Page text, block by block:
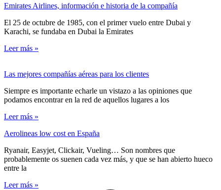
Emirates Airlines, información e historia de la compañía
El 25 de octubre de 1985, con el primer vuelo entre Dubai y
Karachi, se fundaba en Dubai la Emirates
Leer más »
Las mejores compañías aéreas para los clientes
Siempre es importante echarle un vistazo a las opiniones que
podamos encontrar en la red de aquellos lugares a los
Leer más »
Aerolineas low cost en España
Ryanair, Easyjet, Clickair, Vueling… Son nombres que
probablemente os suenen cada vez más, y que se han abierto hueco
entre la
Leer más »